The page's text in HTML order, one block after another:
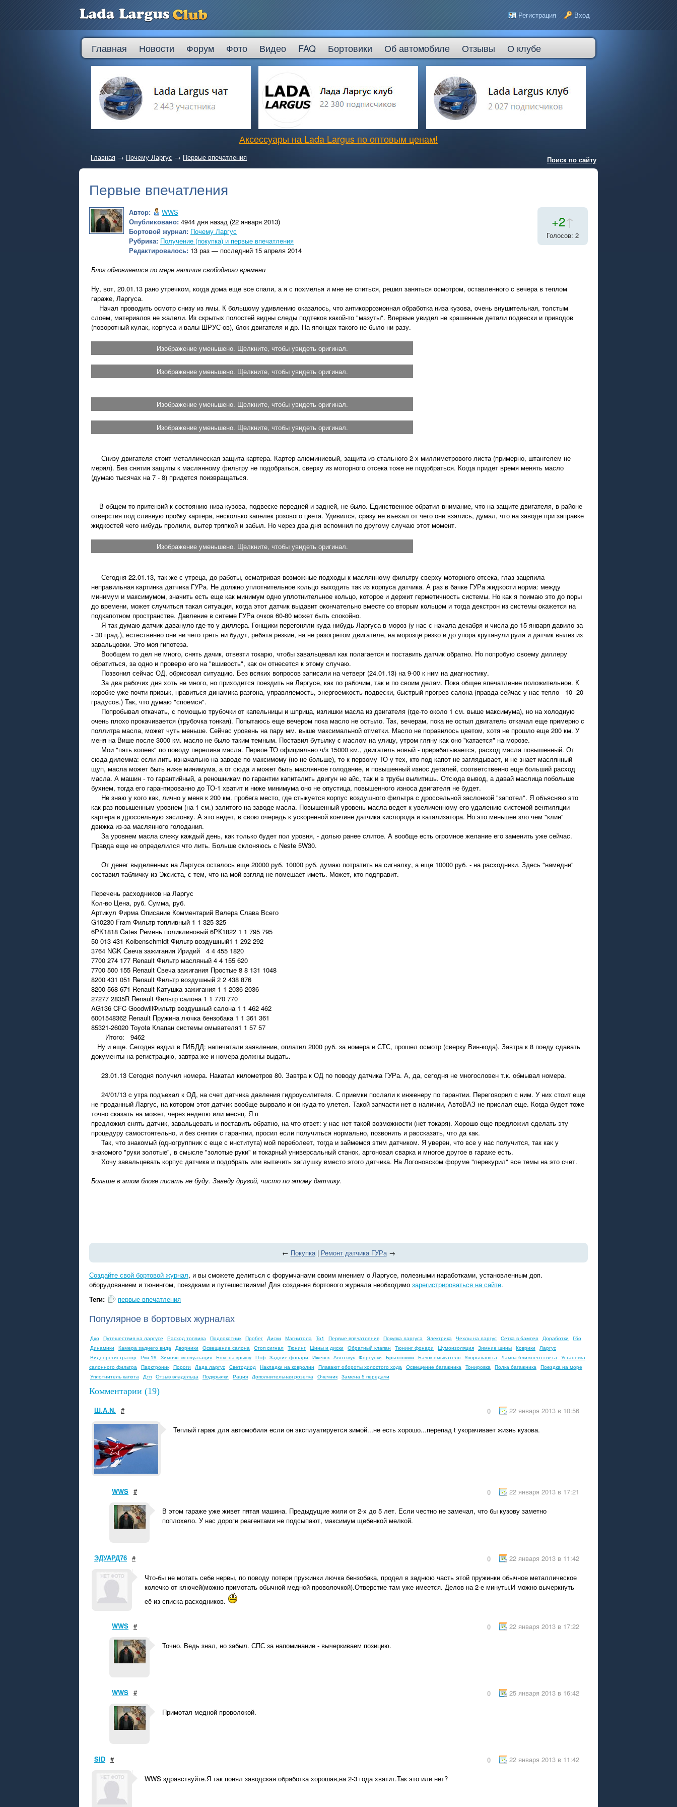
Регистрация Вход
Главная Новости Форум Фото Видео FAQ Бортовики Об автомобиле Отзывы О клубе
Аксессуары на Lada Largus по оптовым ценам!
Главная → Почему Ларгус → Первые впечатления Поиск по сайту
Первые впечатления
Автор:
WWS
Опубликовано: 4944 дня назад (22 января 2013)
Бортовой журнал: Почему Ларгус
Рубрика: Получение (покупка) и первые впечатления
Редактировалось: 13 раз — последний 15 апреля 2014
+2↑
Голосов: 2
Блог обновляется по мере наличия свободного времени
Ну, вот, 20.01.13 рано утречком, когда дома еще все спали, а я с похмелья и мне не спиться, решил заняться осмотром, оставленного с вечера в теплом
гараже, Ларгуса.
Начал проводить осмотр снизу из ямы. К большому удивлению оказалось, что антикоррозионная обработка низа кузова, очень внушительная, толстым
слоем, материалов не жалели. Из скрытых полостей видны следы подтеков какой-то "мазуты". Впервые увидел не крашенные детали подвески и приводов
(поворотный кулак, корпуса и валы ШРУС-ов), блок двигателя и др. На японцах такого не было ни разу.
Изображение уменьшено. Щелкните, чтобы увидеть оригинал.
Изображение уменьшено. Щелкните, чтобы увидеть оригинал.
Изображение уменьшено. Щелкните, чтобы увидеть оригинал.
Изображение уменьшено. Щелкните, чтобы увидеть оригинал.
Снизу двигателя стоит металлическая защита картера. Картер алюминиевый, защита из стального 2-х миллиметрового листа (примерно, штангелем не
мерял). Без снятия защиты к маслянному фильтру не подобраться, сверху из моторного отсека тоже не подобраться. Когда придет время менять масло
(думаю тысячах на 7 - 8) придется поизвращаться.
В общем то притензий к состоянию низа кузова, подвеске передней и задней, не было. Единственное обратил внимание, что на защите двигателя, в районе
отверстия под сливную пробку картера, несколько капелек розового цвета. Удивился, сразу не въехал от чего они взялись, думал, что на заводе при заправке
жидкостей чего нибудь пролили, вытер тряпкой и забыл. Но через два дня вспомнил по другому случаю этот момент.
Изображение уменьшено. Щелкните, чтобы увидеть оригинал.
Сегодня 22.01.13, так же с утреца, до работы, осматривая возможные подходы к маслянному фильтру сверху моторного отсека, глаз зацепила
неправильная картинка датчика ГУРа. Не должно уплотнительное кольцо выходить так из корпуса датчика. А раз в бачке ГУРа жидкости норма: между
минимум и максимумом, значить есть еще как минимум одно уплотнительное кольцо, которое и держит герметичность системы. Но как я поимаю это до поры
до времени, может случиться такая ситуация, когда этот датчик выдавит окончательно вместе со вторым кольцом и тогда декстрон из системы окажется на
подкапотном пространстве. Давление в ситеме ГУРа очков 60-80 может быть спокойно.
Я так думаю датчик давануло где-то у диллера. Гонщики перегоняли куда нибудь Ларгуса в мороз (у нас с начала декабря и числа до 15 января давило за
- 30 град.), естественно они ни чего греть ни будут, ребята резкие, на не разогретом двигателе, на морозце резко и до упора крутанули руля и датчик вылез из
завальцовки. Это моя гипотеза.
Вообщем то дел не много, снять дачик, отвезти токарю, чтобы завальцевал как полагается и поставить датчик обратно. Но попробую своему диллеру
обратиться, за одно и проверю его на "вшивость", как он отнесется к этому случаю.
Позвонил сейчас ОД, обрисовал ситуацию. Без всяких вопросов записали на четверг (24.01.13) на 9-00 к ним на диагностику.
За два рабочих дня хоть не много, но приходится поездить на Ларгусе, как по рабочим, так и по своим делам. Пока общее впечатление положительное. К
коробке уже почти привык, нравиться динамика разгона, управляемость, энергоемкость подвески, быстрый прогрев салона (правда сейчас у нас тепло - 10 -20
градусов.) Так, что думаю "споемся".
Попробывал откачать, с помощью трубочки от капельницы и шприца, излишки масла из двигателя (где-то около 1 см. выше максимума), но на холодную
очень плохо прокачивается (трубочка тонкая). Попытаюсь еще вечером пока масло не остыло. Так, вечерам, пока не остыл двигатель откачал еще примерно с
поллитра масла, может чуть меньше. Сейчас уровень на пару мм. выше максимальной отметки. Масло не поравилось цветом, хотя не прошло еще 200 км. У
меня на Више после 3000 км. масло не было таким темным. Поставил бутылку с маслом на улицу, утром гляну как оно "катается" на морозе.
Мои "пять копеек" по поводу перелива масла. Первое ТО официально ч/з 15000 км., двигатель новый - прирабатывается, расход масла повышенный. От
сюда дилемма: если лить изначально на заводе по максимому (но не больше), то к первому ТО у тех, кто под капот не заглядывает, и не знает маслянный
щуп, масла может быть ниже минимума, а от сюда и может быть маслянное голодание, и повышенный износ деталей, соответственно еще больший расход
масла. А машин - то гарантийный, а реношникам по гарантии капиталить двигун не айс, так и в трубы вылитишь. Отсюда вывод, а давай маслица побольше
бухнем, тогда его гарантированно до ТО-1 хватит и ниже минимума оно не опустица, повышенного износа двигателя не будет.
Не знаю у кого как, лично у меня к 200 км. пробега место, где стыкуется корпус воздушного фильтра с дроссельной заслонкой "запотел". Я объясняю это
как раз повышенным уровнем (на 1 см.) залитого на заводе масла. Повышенный уровень масла ведет к увеличенному его удалению системой вентиляции
картера в дроссельную заслонку. А это ведет, в свою очередь к ускоренной кончине датчика кислорода и катализатора. Но это меньшее зло чем "клин"
движка из-за маслянного голодания.
За уровнем масла слежу каждый день, как только будет пол уровня, - долью ранее слитое. А вообще есть огромное желание его заменить уже сейчас.
Правда еще не определился что лить. Больше склоняюсь с Neste 5W30.
От денег выделенных на Ларгуса осталось еще 20000 руб. 10000 руб. думаю потратить на сигналку, а еще 10000 руб. - на расходники. Здесь "намедни"
составил табличку из Эксиста, с тем, что на мой взгляд не помешает иметь. Может, кто подправит.
Перечень расходников на Ларгус
Кол-во Цена, руб. Сумма, руб.
Артикул Фирма Описание Комментарий Валера Слава Всего
G10230 Fram Фильтр топливный 1 1 325 325
6PK1818 Gates Ремень поликлиновый 6РК1822 1 1 795 795
50 013 431 Kolbenschmidt Фильтр воздушный1 1 292 292
3764 NGK Свеча зажигания Иридий 4 4 455 1820
7700 274 177 Renault Фильтр масляный 4 4 155 620
7700 500 155 Renault Свеча зажигания Простые 8 8 131 1048
8200 431 051 Renault Фильтр воздушный 2 2 438 876
8200 568 671 Renault Катушка зажигания 1 1 2036 2036
27277 2835R Renault Фильтр салона 1 1 770 770
AG136 CFC GoodwillФильтр воздушный салона 1 1 462 462
6001548362 Renault Пружина лючка бензобака 1 1 361 361
85321-26020 Toyota Клапан системы омывателя1 1 57 57
Итого: 9462
Ну и еще. Сегодня ездил в ГИБДД: напечатали заявление, оплатил 2000 руб. за номера и СТС, прошел осмотр (сверку Вин-кода). Завтра к 8 поеду сдавать
документы на регистрацию, завтра же и номера должны выдать.
23.01.13 Сегодня получил номера. Накатал километров 80. Завтра к ОД по поводу датчика ГУРа. А, да, сегодня не многословен т.к. обмывал номера.
24/01/13 c утра подъехал к ОД, на счет датчика давления гидроусилителя. С приемки послали к инженеру по гарантии. Переговорил с ним. У них стоит еще
не проданный Ларгус, на котором этот датчик вообще вырвало и он куда-то улетел. Такой запчасти нет в наличии, АвтоВАЗ не прислал еще. Когда будет тоже
точно сказать на может, через неделю или месяц. Я п
предложил снять датчик, завальцевать и поставить обратно, на что ответ: у нас нет такой возможности (нет токаря). Хорошо еще предложил сделать эту
процедуру самостоятельно, и без снятия с гарантии, просил если получиться нормально, позвонить и рассказать, что да как.
Так, что знакомый (одногруппник с еще с института) мой переболеет, тогда и займемся этим датчиком. Я уверен, что все у нас получится, так как у
знакомого "руки золотые", в смысле "золотые руки" и токарный универсальный станок, аргоновая сварка и многое другое в гараже есть.
Хочу завальцевать корпус датчика и подобрать или вытачить заглушку вместо этого датчика. На Логоновском форуме "перекурил" все темы на это счет.
Больше в этом блоге писать не буду. Заведу другой, чисто по этому датчику.
← Покупка| Ремонт датчика ГУРа→
Создайте свой бортовой журнал, и вы сможете делиться с форумчанами своим мнением о Ларгусе, полезными наработками, установленным доп.
оборудованием и тюнингом, поездками и путешествиями! Для создания бортового журнала необходимо зарегистрироваться на сайте.
Теги:
первые впечатления
Популярное в бортовых журналах
Дхо Путешествия на ларгусе Расход топлива Подлокотник Пробег Диски Магнитола То1 Первые впечатления Покупка ларгуса Электрика Чехлы на ларгус Сетка в бампер Доработки
Гбо
Динамики
Камера заднего вида Дворники Освещение салона Стоп сигнал Тюнинг Шины и диски Обратный клапан Тюнинг фонари Шумоизоляция Зимние шины Коврики
Ларгус
Видеорегистратор Рки-19 Зимняя эксплуатация Бокс на крышу Птф Задние фонари Ижевск Автозвук Форсунки Брызговики Бачок омывателя Упоры капота Лампа ближнего света Установка
салонного фильтра Парктроник Пороги Лада ларгус Светодиод Накладки на ковролин Плавают обороты холостого хода Освещение багажника Тонировка Полка багажника Поездка на море
Уплотнитель капота Дтп Отзыв владельца Подкрылки Рация Дополнительная розетка Очечник Замена 5 передачи
Комментарии (19)
Ш.А.N. # 22 января 2013 в 10:56
0
Теплый гараж для автомобиля если он эксплуатируется зимой...не есть хорошо...перепад t укорачивает жизнь кузова.
WWS # 22 января 2013 в 17:21
0
В этом гараже уже живет пятая машина. Предыдущие жили от 2-х до 5 лет. Если честно не замечал, что бы кузову заметно
поплохело. У нас дороги реагентами не подсыпают, максимум щебенкой мелкой.
ЭДУАРД76 # 22 января 2013 в 11:42
0
Что-бы не мотать себе нервы, по поводу потери пружинки лючка бензобака, продел в заднюю часть этой пружинки обычное металлическое
колечко от ключей(можно примотать обычной медной проволочкой).Отверстие там уже имеется. Делов на 2-е минуты.И можно вычеркнуть
её из списка расходников.
WWS # 22 января 2013 в 17:22
0
Точно. Ведь знал, но забыл. СПС за напоминание - вычеркиваем позицию.
WWS # 25 января 2013 в 16:42
0
Примотал медной проволокой.
SID # 22 января 2013 в 11:42
0
WWS здравствуйте.Я так понял заводская обработка хорошая,на 2-3 года хватит.Так это или нет?